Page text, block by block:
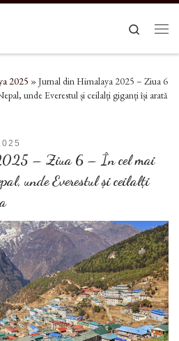
Search
2025 »Jurnal din Himalaya 2025 – Ziua 6
unde Everestul și ceilalți giganți își arată
– Ziua 6 – În cel mai
unde Everestul și ceilalți